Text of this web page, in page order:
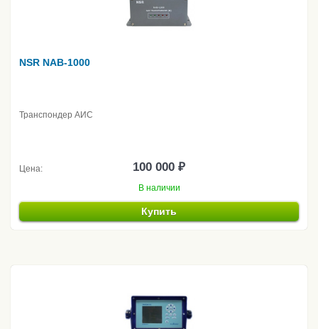
NSR NAB-1000
Транспондер АИС
Цена: 100 000 ₽
В наличии
Купить